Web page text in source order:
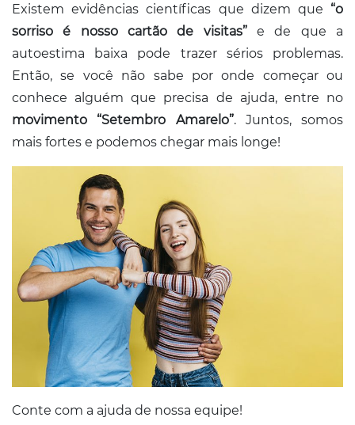
Existem evidências científicas que dizem que “o
sorriso é nosso cartão de visitas”e de que a
autoestima baixa pode trazer sérios problemas.
Então, se você não sabe por onde começar ou
conhece alguém que precisa de ajuda, entre no
movimento “Setembro Amarelo”. Juntos, somos
mais fortes e podemos chegar mais longe!
Conte com a ajuda de nossa equipe!